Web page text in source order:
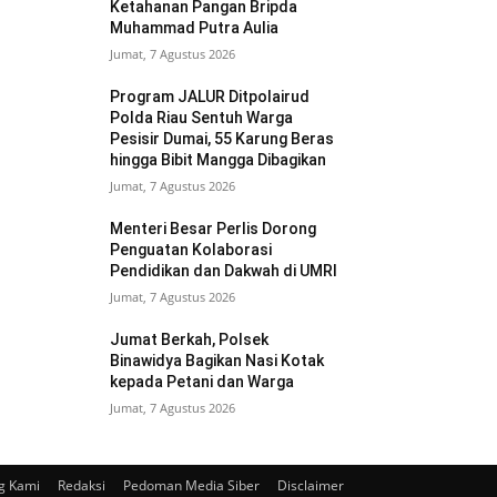
Ketahanan Pangan Bripda
Muhammad Putra Aulia
Jumat, 7 Agustus 2026
Program JALUR Ditpolairud
Polda Riau Sentuh Warga
Pesisir Dumai, 55 Karung Beras
hingga Bibit Mangga Dibagikan
Jumat, 7 Agustus 2026
Menteri Besar Perlis Dorong
Penguatan Kolaborasi
Pendidikan dan Dakwah di UMRI
Jumat, 7 Agustus 2026
Jumat Berkah, Polsek
Binawidya Bagikan Nasi Kotak
kepada Petani dan Warga
Jumat, 7 Agustus 2026
Kami Redaksi Pedoman Media Siber Disclaimer